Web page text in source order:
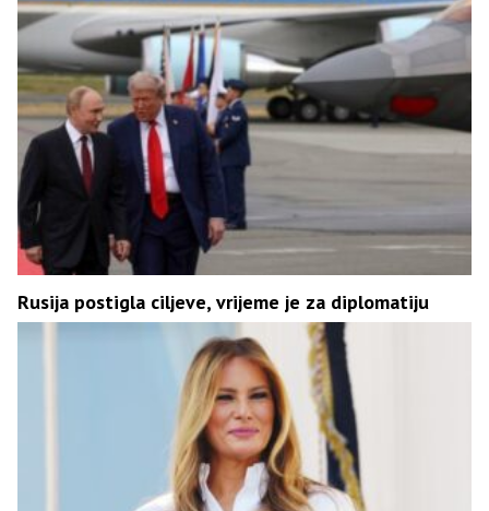
Rusija postigla ciljeve, vrijeme je za diplomatiju